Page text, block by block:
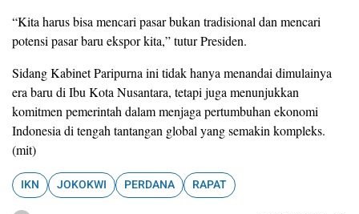
“Kita harus bisa mencari pasar bukan tradisional dan mencari
potensi pasar baru ekspor kita,” tutur Presiden.
Sidang Kabinet Paripurna ini tidak hanya menandai dimulainya
era baru di Ibu Kota Nusantara, tetapi juga menunjukkan
komitmen pemerintah dalam menjaga pertumbuhan ekonomi
Indonesia di tengah tantangan global yang semakin kompleks.
(mit)
IKN JOKOKWI PERDANA RAPAT